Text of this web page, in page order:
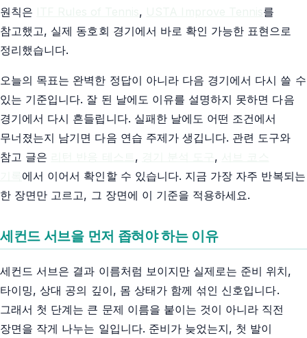
원칙은
,
를
참고했고, 실제 동호회 경기에서 바로 확인 가능한 표현으로
정리했습니다.
오늘의 목표는 완벽한 정답이 아니라 다음 경기에서 다시 쓸 수
있는 기준입니다. 잘 된 날에도 이유를 설명하지 못하면 다음
경기에서 다시 흔들립니다. 실패한 날에도 어떤 조건에서
무너졌는지 남기면 다음 연습 주제가 생깁니다. 관련 도구와
참고 글은
, ,
에서 이어서 확인할 수 있습니다. 지금 가장 자주 반복되는
한 장면만 고르고, 그 장면에 이 기준을 적용하세요.
세컨드 서브을 먼저 좁혀야 하는 이유
세컨드 서브은 결과 이름처럼 보이지만 실제로는 준비 위치,
타이밍, 상대 공의 깊이, 몸 상태가 함께 섞인 신호입니다.
그래서 첫 단계는 큰 문제 이름을 붙이는 것이 아니라 직전
장면을 작게 나누는 일입니다. 준비가 늦었는지, 첫 발이